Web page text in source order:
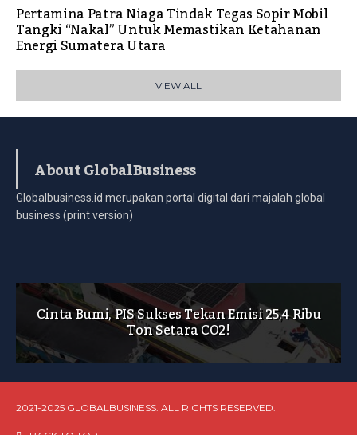
Pertamina Patra Niaga Tindak Tegas Sopir Mobil
Tangki “Nakal” Untuk Memastikan Ketahanan
Energi Sumatera Utara
VIEW ALL
About GlobalBusiness
Globalbusiness.id merupakan portal digital dari majalah global
business (print version)
Cinta Bumi, PIS Sukses Tekan Emisi 25,4 Ribu
Ton Setara CO2!
2021-2025 GLOBALBUSINESS. ALL RIGHTS RESERVED.